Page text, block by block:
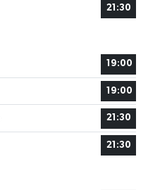
21:30
19:00
19:00
21:30
21:30